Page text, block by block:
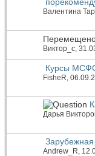
Валентина
Виктор_c,
Курсы
FisheR,
Дарья
Зарубежная
Andrew_R,